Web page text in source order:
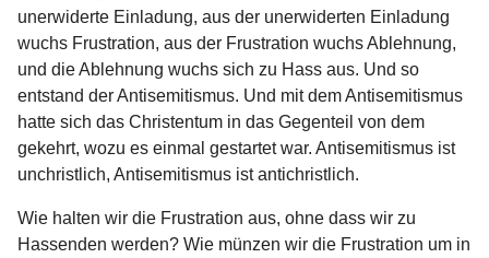
unerwiderte Einladung, aus der unerwiderten Einladung
wuchs Frustration, aus der Frustration wuchs Ablehnung,
und die Ablehnung wuchs sich zu Hass aus. Und so
entstand der Antisemitismus. Und mit dem Antisemitismus
hatte sich das Christentum in das Gegenteil von dem
gekehrt, wozu es einmal gestartet war. Antisemitismus ist
unchristlich, Antisemitismus ist antichristlich.
Wie halten wir die Frustration aus, ohne dass wir zu
Hassenden werden? Wie münzen wir die Frustration um in